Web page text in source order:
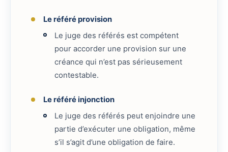
Le référé provision
Le juge des référés est compétent
pour accorder une provision sur une
créance qui n’est pas sérieusement
contestable.
Le référé injonction
Le juge des référés peut enjoindre une
partie d’exécuter une obligation, même
s’il s’agit d’une obligation de faire.